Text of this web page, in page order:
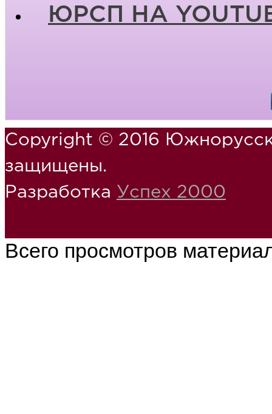
ЮРСП НА
Copyright © 2016
защищены.
Разработка Успех 2000
Всего просмотров